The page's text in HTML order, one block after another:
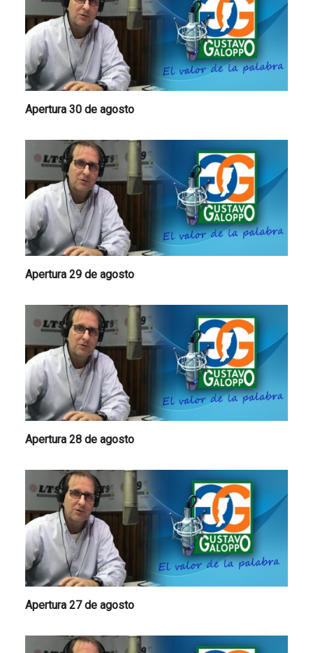
Apertura 30 de agosto
Apertura 29 de agosto
Apertura 28 de agosto
Apertura 27 de agosto